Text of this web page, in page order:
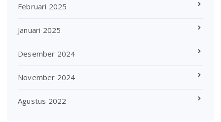
Februari 2025
Januari 2025
Desember 2024
November 2024
Agustus 2022